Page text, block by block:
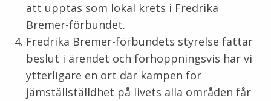
att upptas som lokal krets i Fredrika
Bremer-förbundet.
Fredrika Bremer-förbundets styrelse fattar
beslut i ärendet och förhoppningsvis har vi
ytterligare en ort där kampen för
jämställställdhet på livets alla områden får